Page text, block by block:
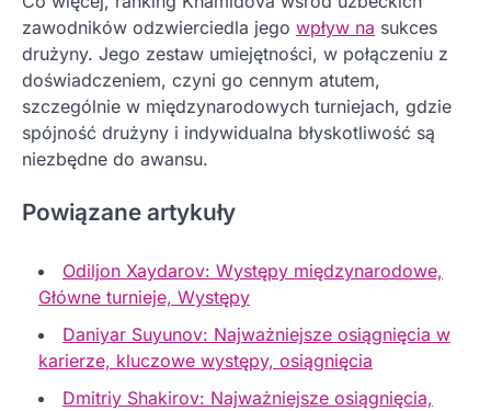
zawodników odzwierciedla jego wpływ na sukces
drużyny. Jego zestaw umiejętności, w połączeniu z
doświadczeniem, czyni go cennym atutem,
szczególnie w międzynarodowych turniejach, gdzie
spójność drużyny i indywidualna błyskotliwość są
niezbędne do awansu.
Powiązane artykuły
Odiljon Xaydarov: Występy międzynarodowe,
Główne turnieje, Występy
Daniyar Suyunov: Najważniejsze osiągnięcia w
karierze, kluczowe występy, osiągnięcia
Dmitriy Shakirov: Najważniejsze osiągnięcia,